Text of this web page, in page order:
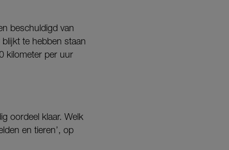
beschuldigd van
te hebben staan
kilometer per uur
oordeel klaar. Welk
en tieren’, op